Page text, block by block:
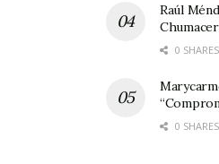
Raúl
0 SHARES
0 SHARES